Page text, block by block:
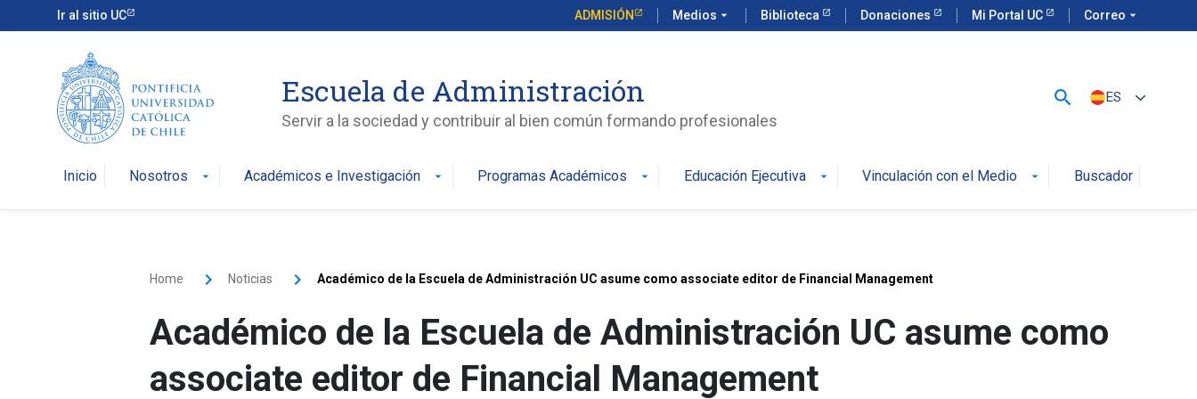
Ir al sitio UC ADMISIÓN Medios arrow_drop_down Biblioteca Donaciones Mi Portal UC Correo arrow_drop_down
Escuela de Administración
Servir a la sociedad y contribuir al bien común formando profesionales
search ES
Inicio Nosotros arrow_drop_down Académicos e Investigación arrow_drop_down Programas Académicos arrow_drop_down Educación Ejecutiva arrow_drop_down Vinculación con el Medio arrow_drop_down Buscador
Home Noticias Académico de la Escuela de Administración UC asume como associate editor de Financial Management
Académico de la Escuela de Administración UC asume como
associate editor de Financial Management